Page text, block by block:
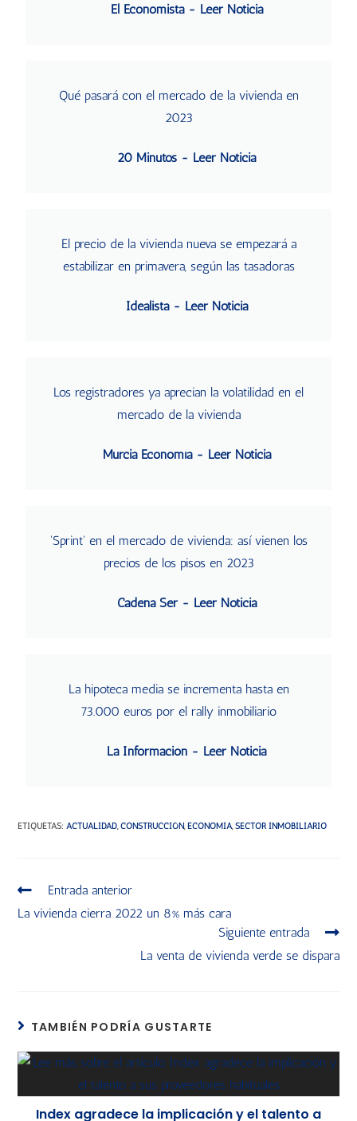
El Economista - Leer Noticia
Qué pasará con el mercado de la vivienda en
2023
20 Minutos - Leer Noticia
El precio de la vivienda nueva se empezará a
estabilizar en primavera, según las tasadoras
Idealista - Leer Noticia
Los registradores ya aprecian la volatilidad en el
mercado de la vivienda
Murcia Economía - Leer Noticia
'Sprint' en el mercado de vivienda: así vienen los
precios de los pisos en 2023
Cadena Ser - Leer Noticia
La hipoteca media se incrementa hasta en
73.000 euros por el rally inmobiliario
La Información - Leer Noticia
ETIQUETAS:ACTUALIDAD, CONSTRUCCIÓN, ECONOMÍA, SECTOR INMOBILIARIO
Entrada anterior
La vivienda cierra 2022 un 8% más cara
Siguiente entrada
La venta de vivienda verde se dispara
TAMBIÉN PODRÍA GUSTARTE
Index agradece la implicación y el talento a